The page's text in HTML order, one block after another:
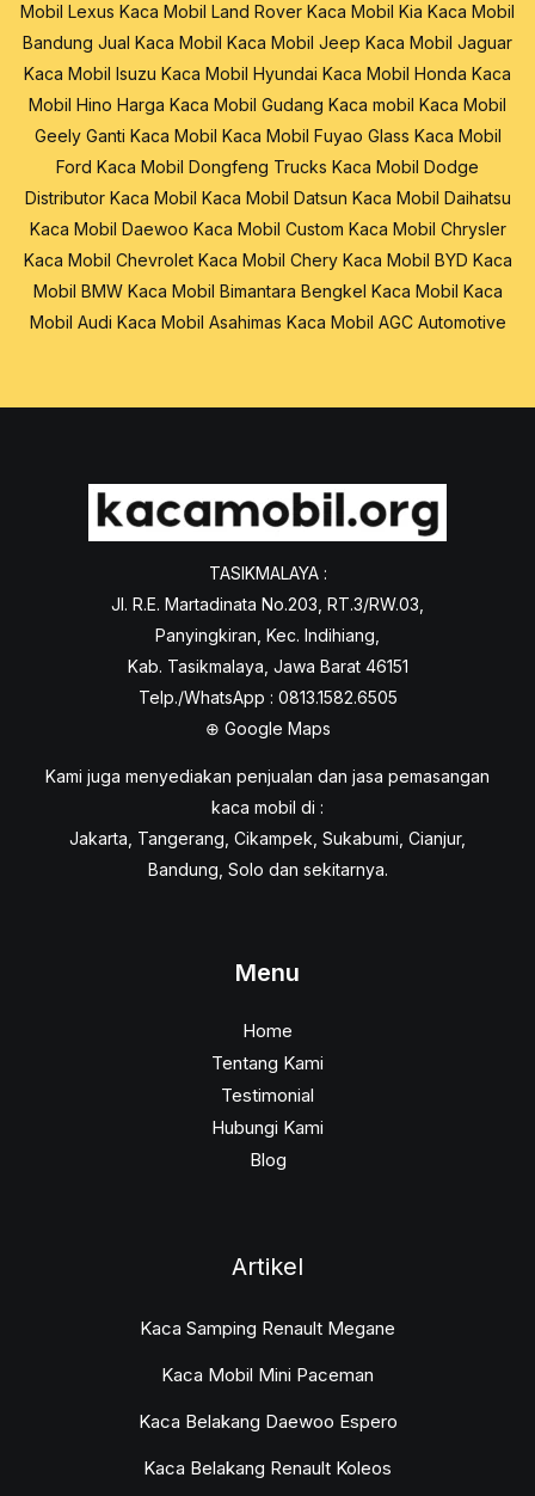
Mobil Lexus Kaca Mobil Land Rover Kaca Mobil Kia Kaca Mobil
Bandung Jual Kaca Mobil Kaca Mobil Jeep Kaca Mobil Jaguar
Kaca Mobil Isuzu Kaca Mobil Hyundai Kaca Mobil Honda Kaca
Mobil Hino Harga Kaca Mobil Gudang Kaca mobil Kaca Mobil
Geely Ganti Kaca Mobil Kaca Mobil Fuyao Glass Kaca Mobil
Ford Kaca Mobil Dongfeng Trucks Kaca Mobil Dodge
Distributor Kaca Mobil Kaca Mobil Datsun Kaca Mobil Daihatsu
Kaca Mobil Daewoo Kaca Mobil Custom Kaca Mobil Chrysler
Kaca Mobil Chevrolet Kaca Mobil Chery Kaca Mobil BYD Kaca
Mobil BMW Kaca Mobil Bimantara Bengkel Kaca Mobil Kaca
Mobil Audi Kaca Mobil Asahimas Kaca Mobil AGC Automotive
TASIKMALAYA :
Jl. R.E. Martadinata No.203, RT.3/RW.03,
Panyingkiran, Kec. Indihiang,
Kab. Tasikmalaya, Jawa Barat 46151
Telp./WhatsApp : 0813.1582.6505
⊕ Google Maps
Kami juga menyediakan penjualan dan jasa pemasangan
kaca mobil di :
Jakarta, Tangerang, Cikampek, Sukabumi, Cianjur,
Bandung, Solo dan sekitarnya.
Menu
Home
Tentang Kami
Testimonial
Hubungi Kami
Blog
Artikel
Kaca Samping Renault Megane
Kaca Mobil Mini Paceman
Kaca Belakang Daewoo Espero
Kaca Belakang Renault Koleos